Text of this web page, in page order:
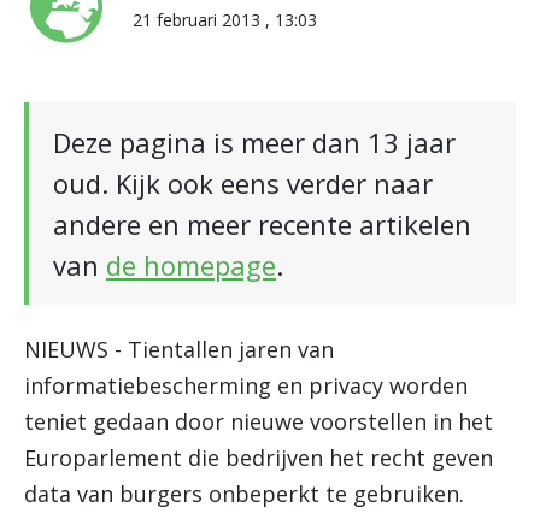
21 februari 2013 , 13:03
Deze pagina is meer dan 13 jaar
oud. Kijk ook eens verder naar
andere en meer recente artikelen
van de homepage.
NIEUWS - Tientallen jaren van
informatiebescherming en privacy worden
teniet gedaan door nieuwe voorstellen in het
Europarlement die bedrijven het recht geven
data van burgers onbeperkt te gebruiken.